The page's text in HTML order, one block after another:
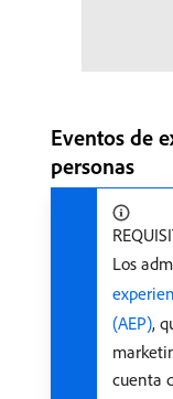
Eventos de
personas
Los
(AEP),
cuenta